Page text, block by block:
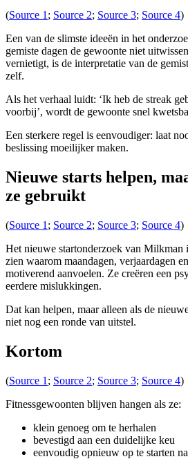
(Source 1 ; Source 2; Source 3; Source 4)
Een van de slimste ideeën in het
gemiste dagen de gewoonte niet
vernietigt, is de interpretatie van de
zelf.
Als het verhaal luidt: ‘Ik heb de streak
voorbij’, wordt de gewoonte snel
Een sterkere regel is eenvoudiger: laat
beslissing moeilijker maken.
Nieuwe starts helpen,
ze gebruikt
(Source 1 ; Source 2; Source 3; Source 4)
Het nieuwe startonderzoek van Milkman
zien waarom maandagen, verjaardagen
motiverend aanvoelen. Ze creëren een
eerdere mislukkingen.
Dat kan helpen, maar alleen als de
niet nog een ronde van uitstel.
Kortom
(Source 1 ; Source 2; Source 3; Source 4)
Fitnessgewoonten blijven hangen als ze:
klein genoeg om te herhalen
bevestigd aan een duidelijke keu
eenvoudig opnieuw op te starten